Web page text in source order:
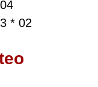
* 02